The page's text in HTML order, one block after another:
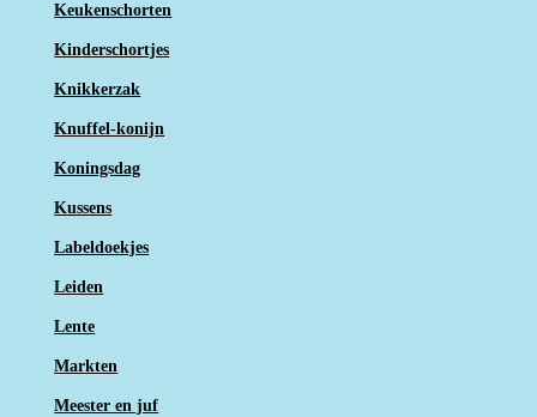
Keukenschorten
Kinderschortjes
Knikkerzak
Knuffel-konijn
Koningsdag
Kussens
Labeldoekjes
Leiden
Lente
Markten
Meester en juf